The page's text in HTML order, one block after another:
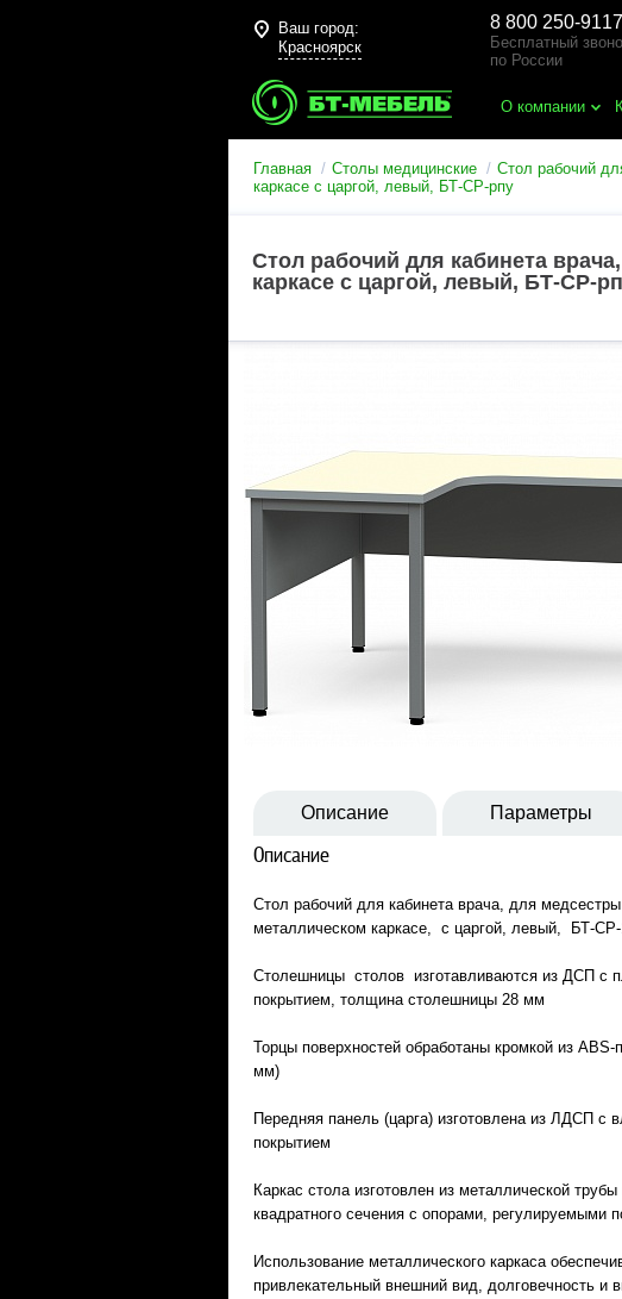
Ваш город:
Красноярск
8 800 250-9117
Бесплатный
по России
О компании
Главная Столы медицинские
Стол рабочий
каркасе с царгой, левый, БТ-СР-рпу
Стол рабочий для кабинета
каркасе с царгой, левый, БТ-СР-
Описание Параметры
Описание
Стол рабочий для кабинета врача, для
металлическом каркасе, с царгой, левый, БТ-СР-
Столешницы столов изготавливаются из ДСП с
покрытием, толщина столешницы 28 мм
Торцы поверхностей обработаны кромкой из
мм)
Передняя панель (царга) изготовлена из ЛДСП с
покрытием
Каркас стола изготовлен из металлической трубы
квадратного сечения с опорами, регулируемыми
Использование металлического каркаса
привлекательный внешний вид, долговечность и